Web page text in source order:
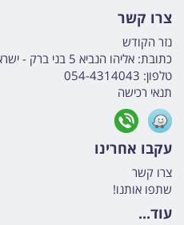
צרו קשר
נזר הקודש
כתובת: אליהו הנביא 5 בני ברק - ישראל
טלפון: 054-4314043
תנאי רכישה
עקבו אחרינו
צרו קשר
שתפו אותנו!
עוד...